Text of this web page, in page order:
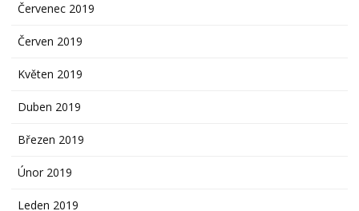
Červenec 2019
Červen 2019
Květen 2019
Duben 2019
Březen 2019
Únor 2019
Leden 2019